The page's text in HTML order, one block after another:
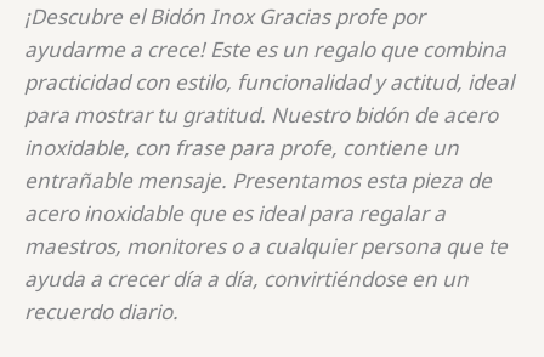
¡Descubre el Bidón Inox Gracias profe por
ayudarme a crece! Este es un regalo que combina
practicidad con estilo, funcionalidad y actitud, ideal
para mostrar tu gratitud. Nuestro bidón de acero
inoxidable, con frase para profe, contiene un
entrañable mensaje. Presentamos esta pieza de
acero inoxidable que es ideal para regalar a
maestros, monitores o a cualquier persona que te
ayuda a crecer día a día, convirtiéndose en un
recuerdo diario.